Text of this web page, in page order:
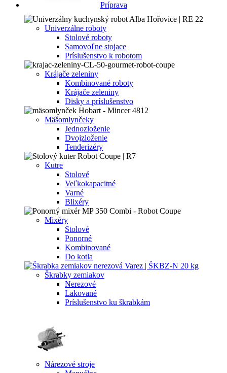
Príprava
Univerzálne roboty
Stolové roboty
Samovoľne stojace
Príslušenstvo k robotom
Krájače zeleniny
Kombinované roboty
Krájače zeleniny
Disky a príslušenstvo
Mäšomlynčeky
Jednozloženie
Dvojzloženie
Tenderizéry
Kutre
Stolové
Veľkokapacitné
Varné
Blixéry
Mixéry
Stolové
Ponorné
Kombinované
Do kotla
Škrabky zemiakov
Nerezové
Lakované
Príslušenstvo ku škrabkám
Nárezové stroje